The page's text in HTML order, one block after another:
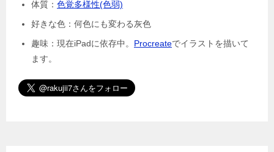
体質： 色覚多様性(色弱)
好きな色：何色にも変わる灰色
趣味：現在iPadに依存中。 Procreateでイラストを描いて
ます。